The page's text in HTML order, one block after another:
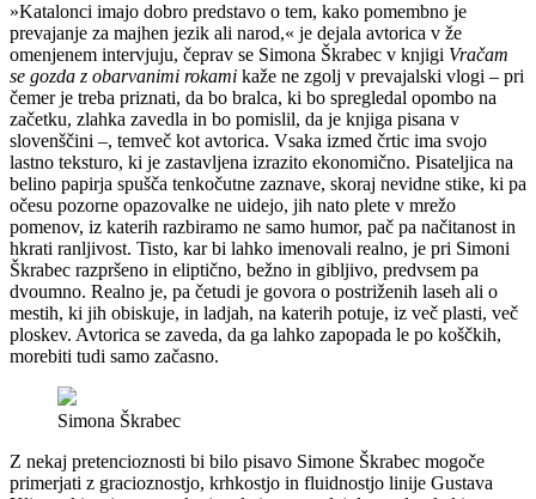
»Katalonci imajo dobro predstavo o tem, kako pomembno je
prevajanje za majhen jezik ali narod,« je dejala avtorica v že
omenjenem intervjuju, čeprav se Simona Škrabec v knjigi Vračam
se gozda z obarvanimi rokami kaže ne zgolj v prevajalski vlogi – pri
čemer je treba priznati, da bo bralca, ki bo spregledal opombo na
začetku, zlahka zavedla in bo pomislil, da je knjiga pisana v
slovenščini –, temveč kot avtorica. Vsaka izmed črtic ima svojo
lastno teksturo, ki je zastavljena izrazito ekonomično. Pisateljica na
belino papirja spušča tenkočutne zaznave, skoraj nevidne stike, ki pa
očesu pozorne opazovalke ne uidejo, jih nato plete v mrežo
pomenov, iz katerih razbiramo ne samo humor, pač pa načitanost in
hkrati ranljivost. Tisto, kar bi lahko imenovali realno, je pri Simoni
Škrabec razpršeno in eliptično, bežno in gibljivo, predvsem pa
dvoumno. Realno je, pa četudi je govora o postriženih laseh ali o
mestih, ki jih obiskuje, in ladjah, na katerih potuje, iz več plasti, več
ploskev. Avtorica se zaveda, da ga lahko zapopada le po koščkih,
morebiti tudi samo začasno.
Simona Škrabec
Z nekaj pretencioznosti bi bilo pisavo Simone Škrabec mogoče
primerjati z gracioznostjo, krhkostjo in fluidnostjo linije Gustava